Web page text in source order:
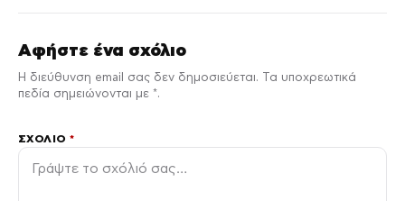
Αφήστε ένα σχόλιο
Η διεύθυνση email σας δεν δημοσιεύεται. Τα υποχρεωτικά
πεδία σημειώνονται με *.
ΣΧΌΛΙΟ*